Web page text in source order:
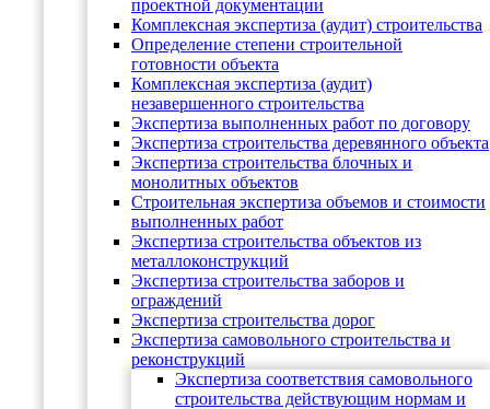
проектной документации
Комплексная экспертиза (аудит) строительства
Определение степени строительной
готовности объекта
Комплексная экспертиза (аудит)
незавершенного строительства
Экспертиза выполненных работ по договору
Экспертиза строительства деревянного объекта
Экспертиза строительства блочных и
монолитных объектов
Cтроительная экспертиза объемов и стоимости
выполненных работ
Экспертиза строительства объектов из
металлоконструкций
Экспертиза строительства заборов и
ограждений
Экспертиза строительства дорог
Экспертиза самовольного строительства и
реконструкций
Экспертиза соответствия самовольного
строительства действующим нормам и